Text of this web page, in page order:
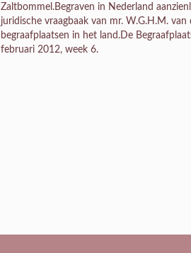
Zaltbommel.Begraven in Nederland
juridische vraagbaak van mr. W.G.H.M.
begraafplaatsen in het land.De
februari 2012, week 6.